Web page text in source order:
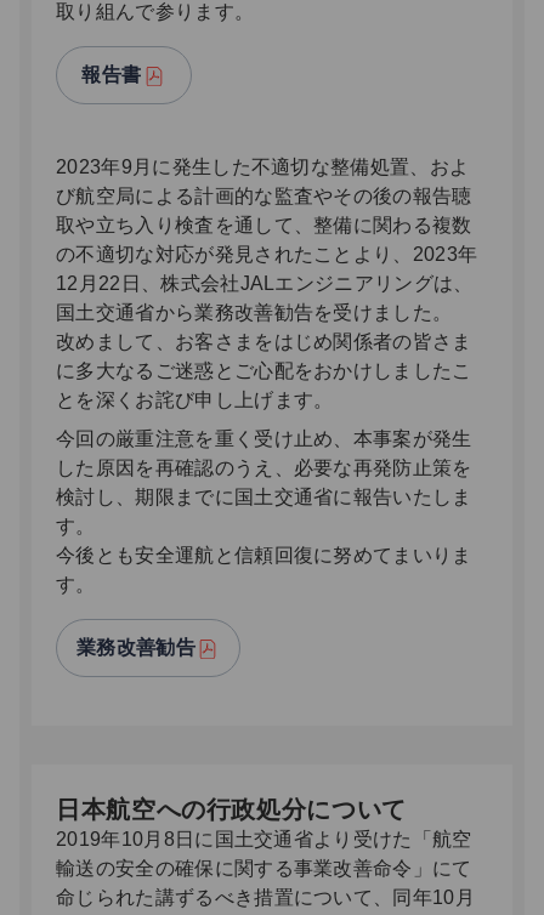
取り組んで参ります。
報告書
2023年9月に発生した不適切な整備処置、およ
び航空局による計画的な監査やその後の報告聴
取や立ち入り検査を通して、整備に関わる複数
の不適切な対応が発見されたことより、2023年
12月22日、株式会社JALエンジニアリングは、
国土交通省から業務改善勧告を受けました。
改めまして、お客さまをはじめ関係者の皆さま
に多大なるご迷惑とご心配をおかけしましたこ
とを深くお詫び申し上げます。
今回の厳重注意を重く受け止め、本事案が発生
した原因を再確認のうえ、必要な再発防止策を
検討し、期限までに国土交通省に報告いたしま
す。
今後とも安全運航と信頼回復に努めてまいりま
す。
業務改善勧告
日本航空への行政処分について
2019年10月8日に国土交通省より受けた「航空
輸送の安全の確保に関する事業改善命令」にて
命じられた講ずるべき措置について、同年10月